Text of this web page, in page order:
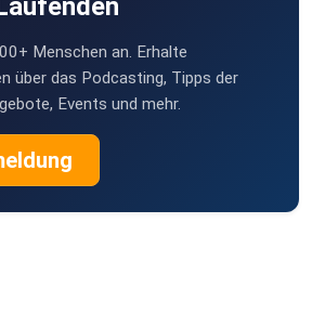
Menschen an. Erhalte
über das Podcasting, Tipps der
Events und mehr.